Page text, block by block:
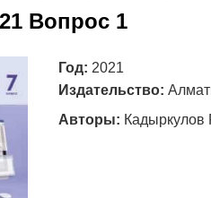
Вопрос 1
Год: 2021
Издательство:
Авторы: Кадыркулов